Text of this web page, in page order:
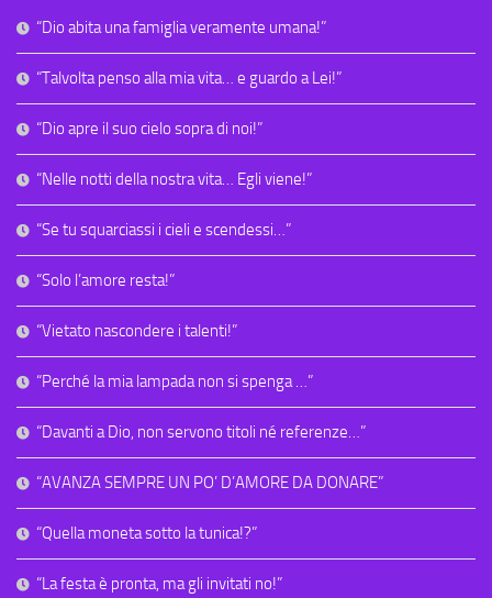
“Dio abita una famiglia veramente umana!”
“Talvolta penso alla mia vita… e guardo a Lei!”
“Dio apre il suo cielo sopra di noi!”
“Nelle notti della nostra vita… Egli viene!”
“Se tu squarciassi i cieli e scendessi…”
“Solo l’amore resta!”
“Vietato nascondere i talenti!”
“Perché la mia lampada non si spenga …”
“Davanti a Dio, non servono titoli né referenze…”
“AVANZA SEMPRE UN PO’ D’AMORE DA DONARE”
“Quella moneta sotto la tunica!?”
“La festa è pronta, ma gli invitati no!”